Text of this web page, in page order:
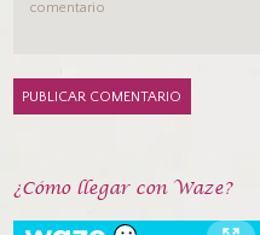
¿Cómo llegar con Waze?